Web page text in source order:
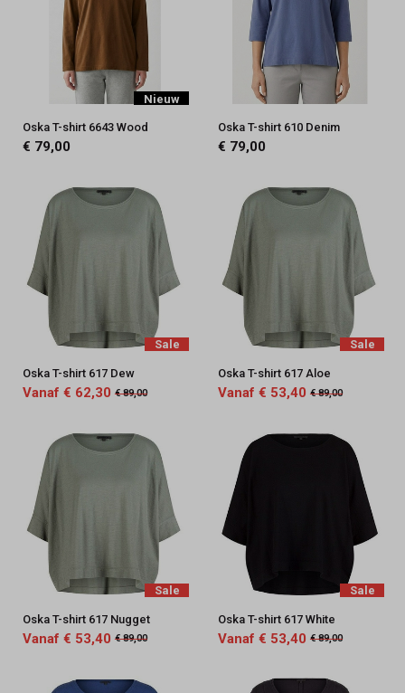
Nieuw
Oska T-shirt 6643 Wood
€ 79,00
Oska T-shirt 610 Denim
€ 79,00
Sale
Oska T-shirt 617 Dew
Vanaf € 62,30 € 89,00
Sale
Oska T-shirt 617 Aloe
Vanaf € 53,40 € 89,00
Sale
Oska T-shirt 617 Nugget
Vanaf € 53,40 € 89,00
Sale
Oska T-shirt 617 White
Vanaf € 53,40 € 89,00